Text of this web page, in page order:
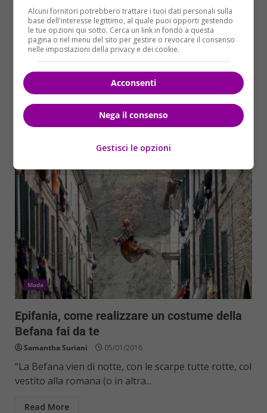
Cronaca
Epifania, domani 6 gennaio arriva la Befana!
Da dove viene questa leggenda?
Redazione 05/01/2016
Vola su una scopa, è brutta e vecchia, non ha
proprio un bel carattere, ma se le...
Moda
Epifania, come realizzare un costume della
Befana fai da te
Samantha Suriani 05/01/2016
“La Befana vien di notte, con le scarpe tutte rotte, col
vestito alla romana (o in altra...
Read More
Alcuni fornitori potrebbero trattare i tuoi dati personali sulla
base dell'interesse legittimo, al quale puoi opporti gestendo
le tue opzioni qui sotto. Cerca un link in fondo a questa
pagina o nel menu del sito per gestire o revocare il consenso
nelle impostazioni della privacy e dei cookie.
Acconsenti
Nega il consenso
Gestisci le opzioni